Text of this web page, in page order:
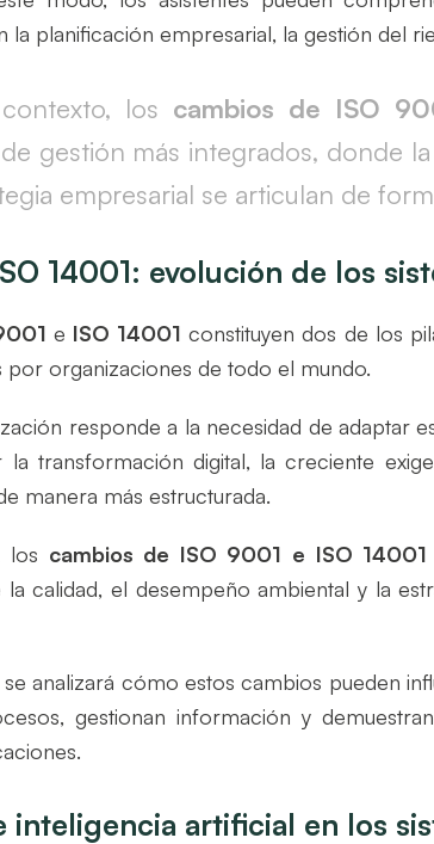
la planificación empresarial, la gestión del
los cambios de ISO
gestión más integrados, donde
empresarial se articulan de
14001: evolución de los
e ISO 14001 constituyen dos de los
por organizaciones de todo el mundo.
responde a la necesidad de adaptar
transformación digital, la creciente
manera más estructurada.
los cambios de ISO 9001 e ISO 14001
la calidad, el desempeño ambiental y la
analizará cómo estos cambios pueden
gestionan información y
inteligencia artificial en los